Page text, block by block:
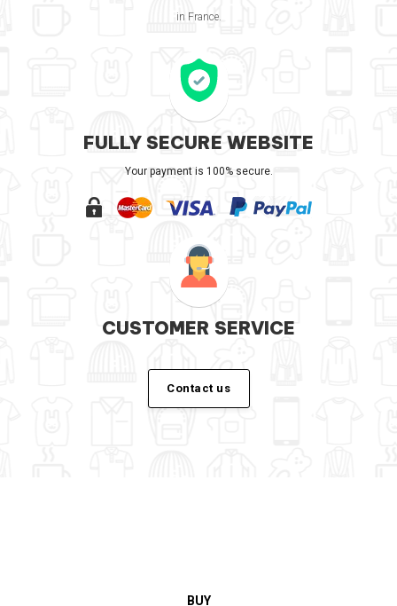
in France.
FULLY SECURE WEBSITE
Your payment is 100% secure.
CUSTOMER SERVICE
Contact us
BUY